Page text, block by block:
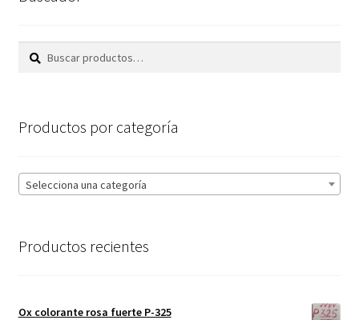
Buscar
Buscar
Productos por categoría
Selecciona una categoría
Productos recientes
Ox colorante rosa fuerte P-325